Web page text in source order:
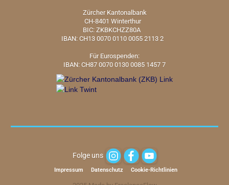
Zürcher Kantonalbank
CH-8401 Winterthur
BIC: ZKBKCHZZ80A
IBAN: CH13 0070 0110 0055 2113 2
Für Eurospenden:
IBAN: CH87 0070 0130 0085 1457 7
Impressum Datenschutz Cookie-Richtlinien
Folge uns